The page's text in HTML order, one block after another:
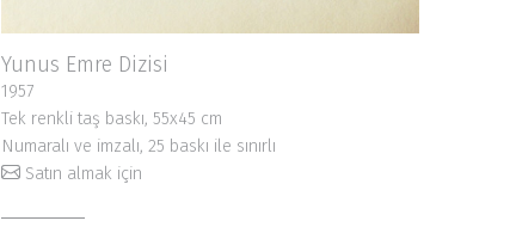
Yunus Emre Dizisi
1957
Tek renkli taş baskı, 55x45 cm
Numaralı ve imzalı, 25 baskı ile sınırlı
Satın almak için